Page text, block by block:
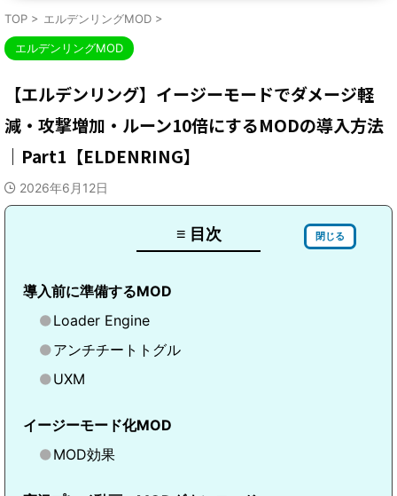
TOP > エルデンリングMOD >
エルデンリングMOD
【エルデンリング】イージーモードでダメージ軽
減・攻撃増加・ルーン10倍にするMODの導入方法
｜Part1【ELDENRING】
2026年6月12日
≡ 目次 閉じる
導入前に準備するMOD
Loader Engine
アンチチートトグル
UXM
イージーモード化MOD
MOD効果